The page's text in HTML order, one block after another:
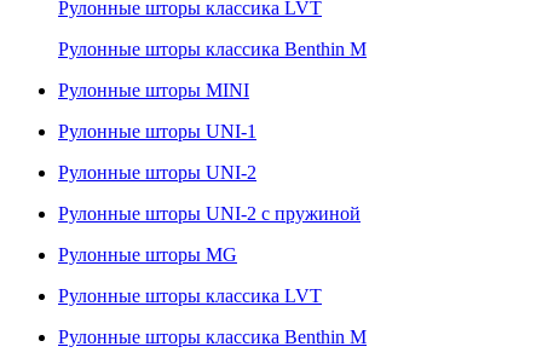
Рулонные шторы классика LVT
Рулонные шторы классика Benthin M
Рулонные шторы MINI
Рулонные шторы UNI-1
Рулонные шторы UNI-2
Рулонные шторы UNI-2 с пружиной
Рулонные шторы MG
Рулонные шторы классика LVT
Рулонные шторы классика Benthin M